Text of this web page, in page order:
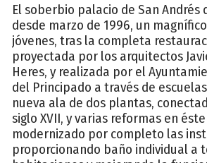
El soberbio palacio de San Andrés
desde marzo de 1996, un
jóvenes, tras la completa
proyectada por los arquitectos
Heres, y realizada por el
del Principado a través de
nueva ala de dos plantas,
siglo XVII, y varias reformas en
modernizado por completo las
proporcionando baño individual a